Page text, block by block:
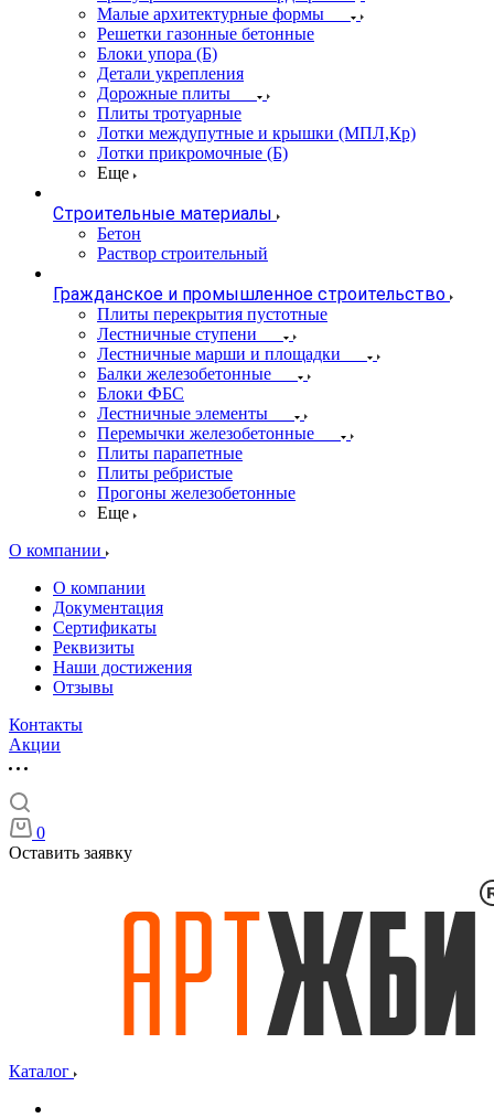
Малые архитектурные формы
Решетки газонные бетонные
Блоки упора (Б)
Детали укрепления
Дорожные плиты
Плиты тротуарные
Лотки междупутные и крышки (МПЛ,Кр)
Лотки прикромочные (Б)
Еще
Строительные материалы
Бетон
Раствор строительный
Гражданское и промышленное строительство
Плиты перекрытия пустотные
Лестничные ступени
Лестничные марши и площадки
Балки железобетонные
Блоки ФБС
Лестничные элементы
Перемычки железобетонные
Плиты парапетные
Плиты ребристые
Прогоны железобетонные
Еще
О компании
О компании
Документация
Сертификаты
Реквизиты
Наши достижения
Отзывы
Контакты
Акции
0
Оставить заявку
Каталог